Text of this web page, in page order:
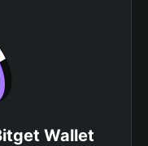
Wallet